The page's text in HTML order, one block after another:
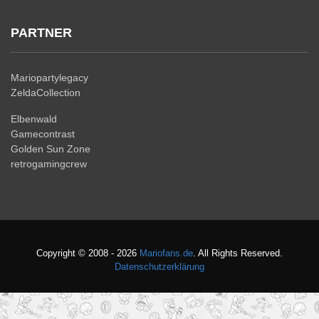
PARTNER
Mariopartylegacy
ZeldaCollection
Elbenwald
Gamecontrast
Golden Sun Zone
retrogamingcrew
Copyright © 2008 - 2026 Mariofans.de. All Rights Reserved.
Datenschutzerklärung